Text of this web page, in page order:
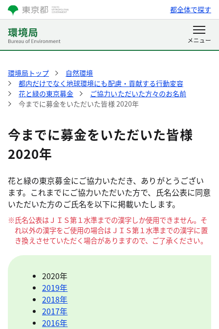
都全体で探す
環境局トップ
自然環境
都内だけでなく地球環境にも配慮・貢献する行動変容
花と緑の東京募金
ご協力いただいた方々のお名前
今までに募金をいただいた皆様 2020年
今までに募金をいただいた皆様
2020年
花と緑の東京募金にご協力いただき、ありがとうござい
ます。これまでにご協力いただいた方で、氏名公表に同意
いただいた方のご氏名を以下に掲載いたします。
※氏名公表はＪＩＳ第１水準までの漢字しか使用できません。そ
れ以外の漢字をご使用の場合はＪＩＳ第１水準までの漢字に置
き換えさせていただく場合がありますので、ご了承ください。
2020年
2019年
2018年
2017年
2016年